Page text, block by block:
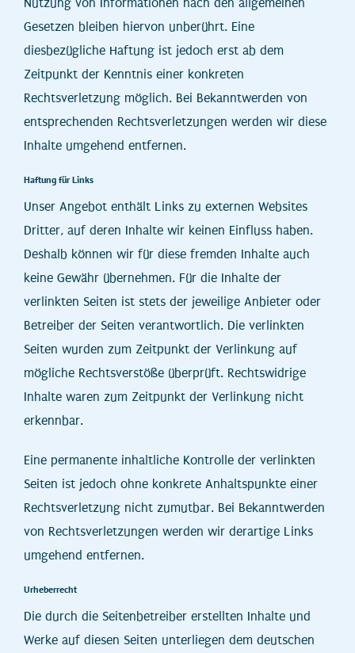
Gesetzen bleiben hiervon unberührt. Eine
diesbezügliche Haftung ist jedoch erst ab dem
Zeitpunkt der Kenntnis einer konkreten
Rechtsverletzung möglich. Bei Bekanntwerden von
entsprechenden Rechtsverletzungen werden wir diese
Inhalte umgehend entfernen.
Haftung für Links
Unser Angebot enthält Links zu externen Websites
Dritter, auf deren Inhalte wir keinen Einfluss haben.
Deshalb können wir für diese fremden Inhalte auch
keine Gewähr übernehmen. Für die Inhalte der
verlinkten Seiten ist stets der jeweilige Anbieter oder
Betreiber der Seiten verantwortlich. Die verlinkten
Seiten wurden zum Zeitpunkt der Verlinkung auf
mögliche Rechtsverstöße überprüft. Rechtswidrige
Inhalte waren zum Zeitpunkt der Verlinkung nicht
erkennbar.
Eine permanente inhaltliche Kontrolle der verlinkten
Seiten ist jedoch ohne konkrete Anhaltspunkte einer
Rechtsverletzung nicht zumutbar. Bei Bekanntwerden
von Rechtsverletzungen werden wir derartige Links
umgehend entfernen.
Urheberrecht
Die durch die Seitenbetreiber erstellten Inhalte und
Werke auf diesen Seiten unterliegen dem deutschen